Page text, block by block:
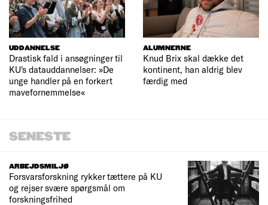
UDDANNELSE
Drastisk fald i ansøgninger til
KU's datauddannelser: »De
unge handler på en forkert
mavefornemmelse«
ALUMNERNE
Knud Brix skal dække det
kontinent, han aldrig blev
færdig med
SENESTE
ARBEJDSMILJØ
Forsvarsforskning rykker tættere på KU
og rejser svære spørgsmål om
forskningsfrihed